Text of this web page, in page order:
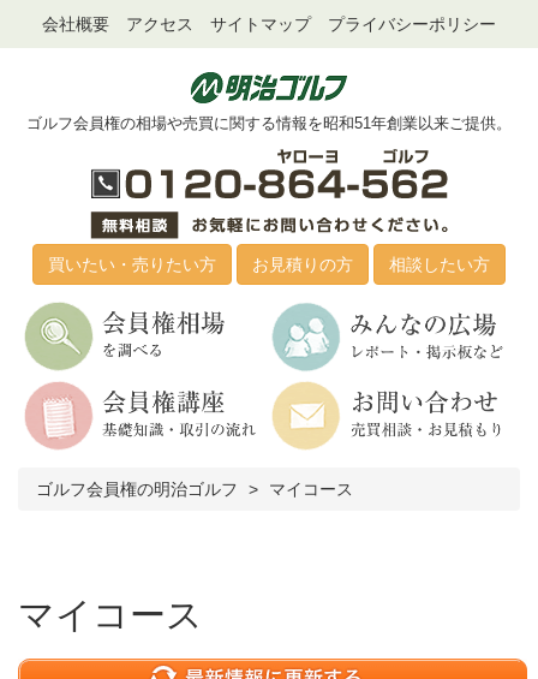
会社概要 アクセス サイトマップ プライバシーポリシー
ゴルフ会員権の相場や売買に関する情報を昭和51年創業以来ご提供。
買いたい・売りたい方 お見積りの方 相談したい方
ゴルフ会員権の明治ゴルフ マイコース
マイコース